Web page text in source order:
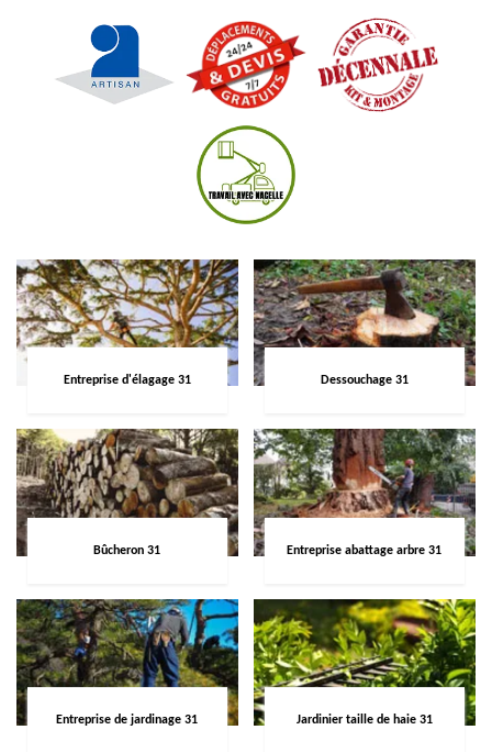
Entreprise d'élagage 31 Dessouchage 31
Bûcheron 31 Entreprise abattage arbre 31
Entreprise de jardinage 31 Jardinier taille de haie 31